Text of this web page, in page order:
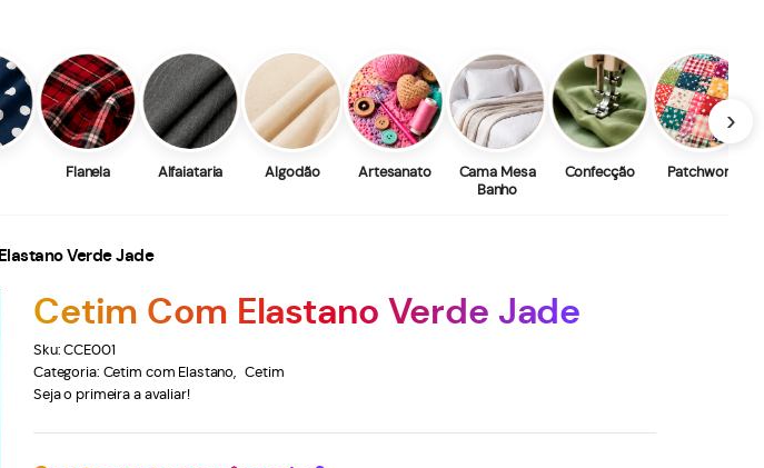
Flanela Alfaiataria Algodão Artesanato
Cama Mesa
Banho
Confecção Patchwork
›
Verde Jade
Cetim Com Elastano Verde Jade
Sku:CCE001
Categoria: Cetim com Elastano Cetim
Seja o primeira a avaliar!